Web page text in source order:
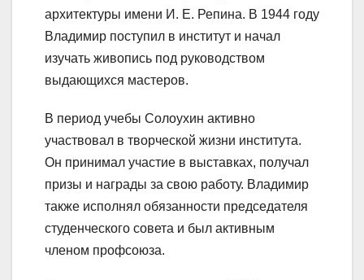
архитектуры имени И. Е. Репина. В 1944 году
Владимир поступил в институт и начал
изучать живопись под руководством
выдающихся мастеров.
В период учебы Солоухин активно
участвовал в творческой жизни института.
Он принимал участие в выставках, получал
призы и награды за свою работу. Владимир
также исполнял обязанности председателя
студенческого совета и был активным
членом профсоюза.